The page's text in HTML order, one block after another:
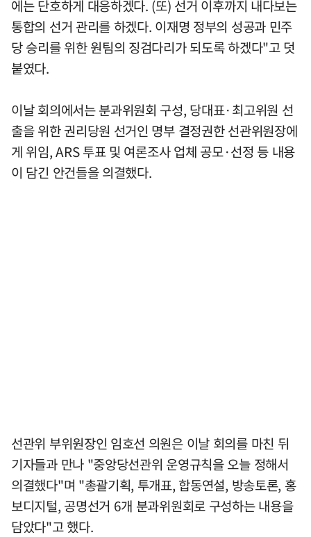
에는 단호하게 대응하겠다. (또) 선거 이후까지 내다보는
통합의 선거 관리를 하겠다. 이재명 정부의 성공과 민주
당 승리를 위한 원팀의 징검다리가 되도록 하겠다"고 덧
붙였다.
이날 회의에서는 분과위원회 구성, 당대표·최고위원 선
출을 위한 권리당원 선거인 명부 결정권한 선관위원장에
게 위임, ARS 투표 및 여론조사 업체 공모·선정 등 내용
이 담긴 안건들을 의결했다.
선관위 부위원장인 임호선 의원은 이날 회의를 마친 뒤
기자들과 만나 "중앙당선관위 운영규칙을 오늘 정해서
의결했다"며 "총괄기획, 투개표, 합동연설, 방송토론, 홍
보디지털, 공명선거 6개 분과위원회로 구성하는 내용을
담았다"고 했다.